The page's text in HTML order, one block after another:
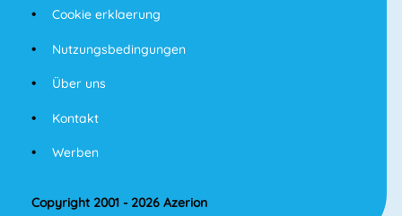
Cookie erklaerung
Nutzungsbedingungen
Über uns
Kontakt
Werben
Copyright 2001 - 2026 Azerion